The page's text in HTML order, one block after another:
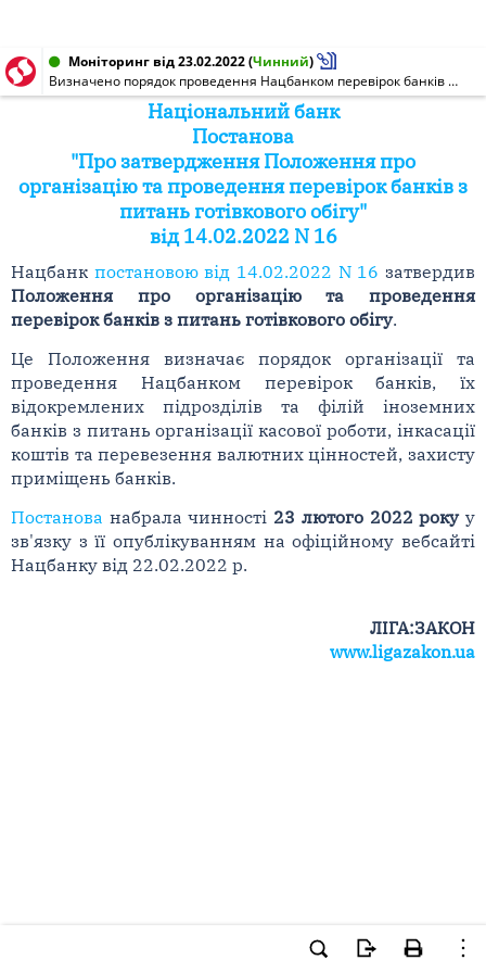
Моніторинг від 23.02.2022(Чинний)
Визначено порядок проведення Нацбанком перевірок банків з питань готівкового обігу